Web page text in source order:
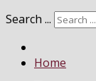
Search ...
Home